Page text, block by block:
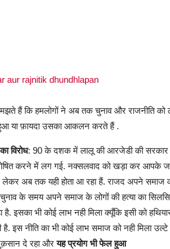
हैं कि हमलोगों ने अब तक चुनाव और राजनीति को
या फ़ायदा उसका आकलन करते हैं .
विरोध: 90 के दशक में लालू की आरजेडी की
करने में लग गई. नक्सलवाद को खड़ा कर आपके
अब तक यही होता आ रहा हैं. राजद अपने समाज
के समय अपने समाज के लोगों की हत्या का
है. इसका भी कोई लाभ नही मिला क्यूँकि इसी को
है. इस नीति का भी कोई लाभ समाज को नही मिला
दे रहा औरयह प्रयोग भी फेल हुआ